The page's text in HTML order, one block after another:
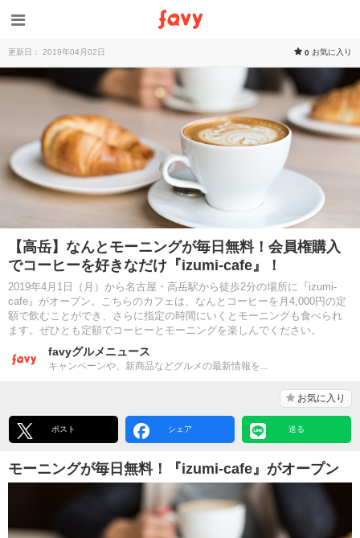
更新日： 2019年04月02日 0 お気に入り
【高岳】なんとモーニングが毎日無料！会員権購入
でコーヒーを好きなだけ『izumi-cafe』！
2019年4月1日（月）から名古屋・高岳駅から徒歩2分の場所に『izumi-
cafe』がオープン。こちらのカフェは、なんとコーヒーを月4,000円の定
額で飲むことができ、さらに指定の時間にいくとモーニングも食べられ
ます。ぜひとも定額でコーヒーとモーニングを楽しんでください。
favyグルメニュース
キャンペーンや、新商品などグルメの最新情報を...
お気に入り
ポスト シェア 送る
モーニングが毎日無料！『izumi-cafe』がオープン